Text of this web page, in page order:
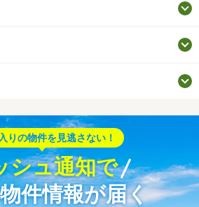
りの物件を見逃さない！
シュ通知で
件情報が届く